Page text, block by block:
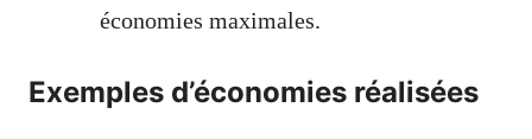
économies maximales.
Exemples d’économies réalisées